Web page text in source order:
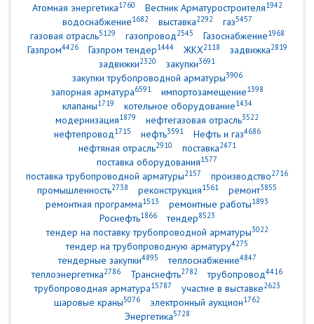
Атомная энергетика1760 Вестник Арматуростроителя1942
водоснабжение1682 выставка2292 газ5457
газовая отрасль5129 газопровод2545 Газоснабжение1968
Газпром4426 Газпром тендер1444 ЖКХ2118 задвижка2819
задвижки2320 закупки3691
закупки трубопроводной арматуры3906
запорная арматура6591 импортозамещение1398
клапаны1719 котельное оборудование1434
модернизация1879 нефтегазовая отрасль3522
нефтепровод1715 нефть3591 Нефть и газ4686
нефтяная отрасль2910 поставка2471
поставка оборудования1577
поставка трубопроводной арматуры2157 производство2716
промышленность2738 реконструкция1561 ремонт3855
ремонтная программа1513 ремонтные работы1893
Роснефть1866 тендер8523
тендер на поставку трубопроводной арматуры3022
тендер на трубопроводную арматуру4275
тендерные закупки4895 теплоснабжение4847
теплоэнергетика2786 Транснефть2782 трубопровод4416
трубопроводная арматура15787 участие в выставке2623
шаровые краны5076 электронный аукцион1762
Энергетика5728